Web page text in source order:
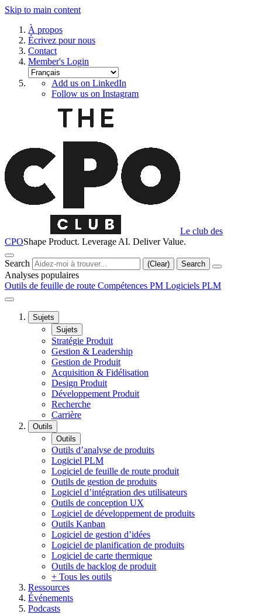
Skip to main content
À propos
Écrivez pour nous
Contact
Member's Login
Add us on LinkedIn
Follow us on Instagram
Le club des
CPOShape Product. Leverage AI. Deliver Value.
Search (Clear) Search
Analyses populaires
Outils de feuille de route Compétences PM Logiciels PLM
Sujets
Sujets
Stratégie Produit
Gestion & Leadership
Gestion de Produit
Acquisition & Fidélisation
Design Produit
Développement Produit
Recherche
Carrière
Outils
Outils
Outils d’analyse de produits
Logiciel PLM
Logiciel de feuille de route produit
Outils de gestion de produits
Logiciel d’intégration des utilisateurs
Outils de conception UX
Logiciel de développement de produits
Outils Kanban
Logiciel de gestion d’idées
Logiciel de planification de produits
Logiciel de carte thermique
Outils de backlog de produit
+ Tous les outils
Ressources
Événements
Podcasts